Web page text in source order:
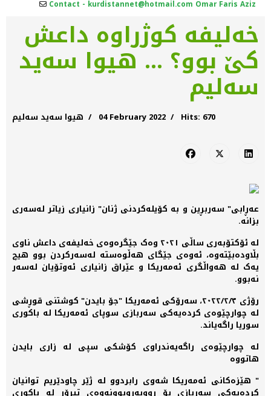
Contact - kurdistannet@hotmail.com Omar Faris Aziz
خەلیفە کوژراوە داعش
کێ بوو؟ ... هیوا سەید
سەلیم
هیوا سەید سەلیم 04 February 2022 Hits: 670
عەڕابی" سەربڕین و بە کۆیلەکردنی ژنان" زانیاری زیاتر لەسەری
بزانە.
لە ئۆکتۆبەری ساڵی ٢٠٢١ وەک جێگرەوەی خەلیفەی داعش ناوی
بڵاودەبێتەوە، ئەوەی جێگای هەڵوەستە لەسەرکردن بوو هیچ
یەک لە هەواڵگری ئەمەریکا و عێراق زانیاری ئەوتۆیان لەسەر
نەبوو.
رۆژی ٢٠٢٢/٢/٣، سەرۆکی ئەمەریکا "جۆ بایدن" کوشتنی قوڕشی
لە چوارچێوەی کردەیەکی سەربازی سوپای ئەمەریکا لە باکوری
سوریا راگەیاند.
لە چوارچێوەی راگەیەندراوی کۆشکی سپی لە زاری بایدن
هاتووە
" هێزەکانی ئەمەریکا شەوی رابردوو لە ژێر چاودێریم توانیان
کردەیەکی سەربازی بۆ رووبەڕوبوونەوەی تیرۆر لە باکوری